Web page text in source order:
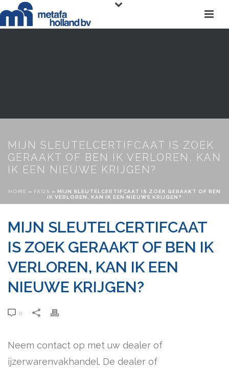
MIJN SLEUTELCERTIFCAAT IS ZOEK
GERAAKT OF BEN IK VERLOREN, KAN
IK EEN NIEUWE KRIJGEN?
HOME » FAQS » MIJN SLEUTELCERTIFCAAT IS ZOEK GERAAKT OF BEN
IK VERLOREN, KAN IK EEN NIEUWE KRIJGEN?
MIJN SLEUTELCERTIFCAAT
IS ZOEK GERAAKT OF BEN IK
VERLOREN, KAN IK EEN
NIEUWE KRIJGEN?
0
Neem contact op met uw dealer of
ijzerwarenvakhandel. De dealer of